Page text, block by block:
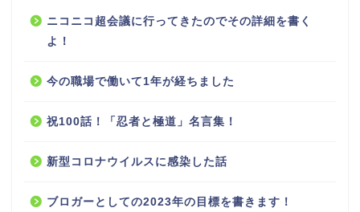
ニコニコ超会議に行ってきたのでその詳細を書く
よ！
今の職場で働いて1年が経ちました
祝100話！「忍者と極道」名言集！
新型コロナウイルスに感染した話
ブロガーとしての2023年の目標を書きます！